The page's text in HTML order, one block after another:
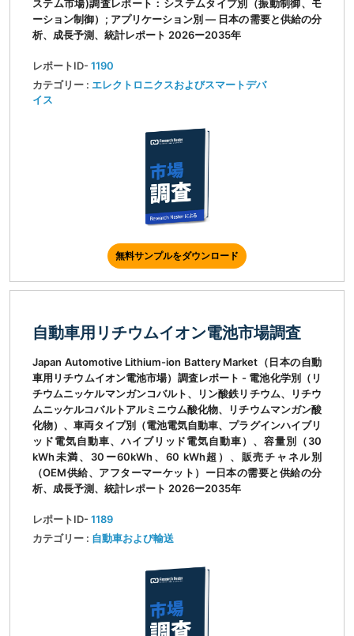
ステム市場)調査レポート：システムタイプ別（振動制御、モ
ーション制御）; アプリケーション別 ― 日本の需要と供給の分
析、成長予測、統計レポート 2026ー2035年
レポートID-1190
カテゴリー : エレクトロニクスおよびスマートデバ
イス
無料サンプルをダウンロード
自動車用リチウムイオン電池市場調査
Japan Automotive Lithium-ion Battery Market（日本の自動
車用リチウムイオン電池市場）調査レポート - 電池化学別（リ
チウムニッケルマンガンコバルト、リン酸鉄リチウム、リチウ
ムニッケルコバルトアルミニウム酸化物、リチウムマンガン酸
化物）、車両タイプ別（電池電気自動車、プラグインハイブリ
ッド電気自動車、ハイブリッド電気自動車）、容量別（30
kWh未満、30ー60kWh、60 kWh超）、販売チャネル別
（OEM供給、アフターマーケット）ー日本の需要と供給の分
析、成長予測、統計レポート 2026ー2035年
レポートID-1189
カテゴリー : 自動車および輸送